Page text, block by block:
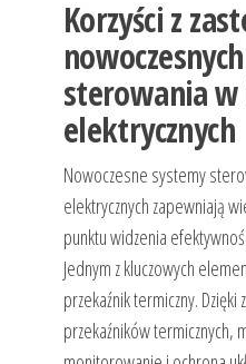
Korzyści z
sterowania
elektrycznych
Nowoczesne systemy
elektrycznych zapewniają
punktu widzenia
Jednym z kluczowych
przekaźnik termiczny.
przekaźników termicznych,